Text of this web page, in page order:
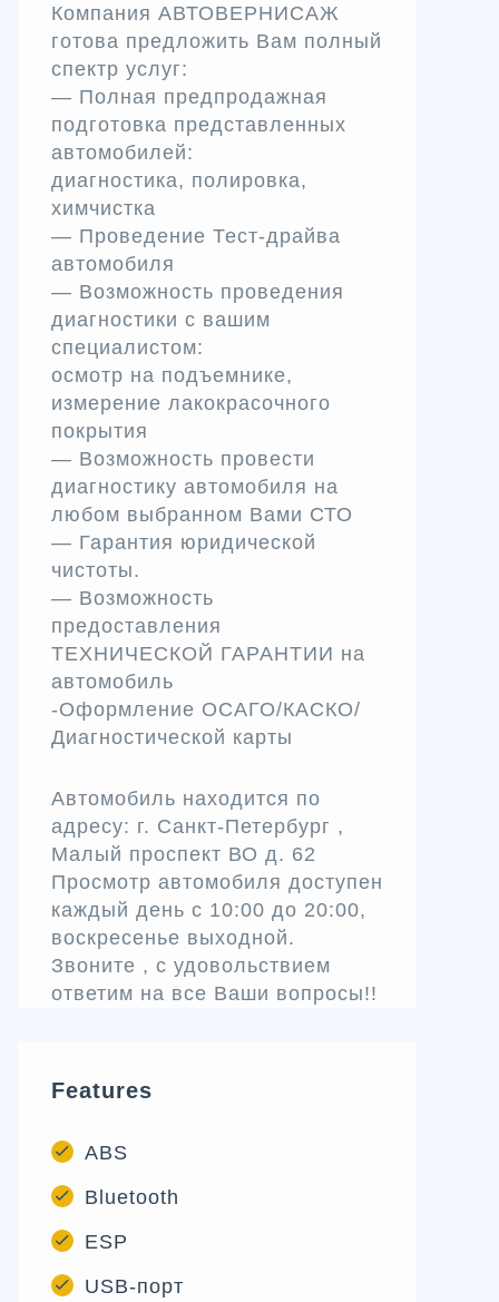
Компания АВТОВЕРНИСАЖ
готова предложить Вам полный
спектр услуг:
— Полная предпродажная
подготовка представленных
автомобилей:
диагностика, полировка,
химчистка
— Проведение Тест-драйва
автомобиля
— Возможность проведения
диагностики с вашим
специалистом:
осмотр на подъемнике,
измерение лакокрасочного
покрытия
— Возможность провести
диагностику автомобиля на
любом выбранном Вами СТО
— Гарантия юридической
чистоты.
— Возможность
предоставления
ТЕХНИЧЕСКОЙ ГАРАНТИИ на
автомобиль
-Оформление ОСАГО/КАСКО/
Диагностической карты
Автомобиль находится по
адресу: г. Санкт-Петербург ,
Малый проспект ВО д. 62
Просмотр автомобиля доступен
каждый день с 10:00 до 20:00,
воскресенье выходной.
Звоните , с удовольствием
ответим на все Ваши вопросы!!
Features
ABS
Bluetooth
ESP
USB-порт